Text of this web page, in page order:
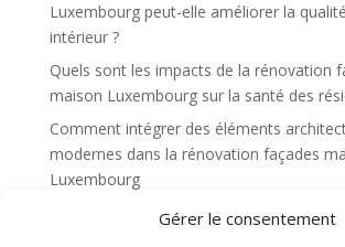
Gérer le consentement
Luxembourg peut-elle améliorer la
intérieur ?
Quels sont les impacts de la rénovation
maison Luxembourg sur la santé des
Comment intégrer des éléments
modernes dans la rénovation façades
Luxembourg
Quels sont les pièges à éviter lors d’une